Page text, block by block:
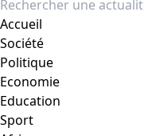
Accueil
Société
Politique
Economie
Education
Sport